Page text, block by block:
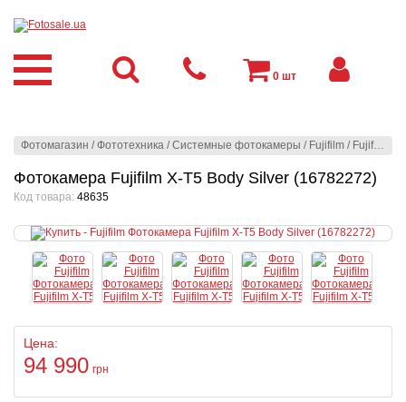
Фотомагазин /Фототехника /Системные фотокамеры / Fujifilm / Fujifilm
Фотокамера Fujifilm X-T5 Body Silver (16782272)
Код товара: 48635
Цена:
94 990 грн
0 шт